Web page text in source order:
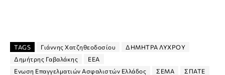
TAGS Γιάννης Χατζηθεοδοσίου
ΔΗΜΗΤΡΑ ΛΥΧΡΟΥ
Δημήτρης Γαβαλάκης
ΕΕΑ
Ενωση Επαγγελματιών Ασφαλιστών Ελλάδος
ΣΕΜΑ ΣΠΑΤΕ